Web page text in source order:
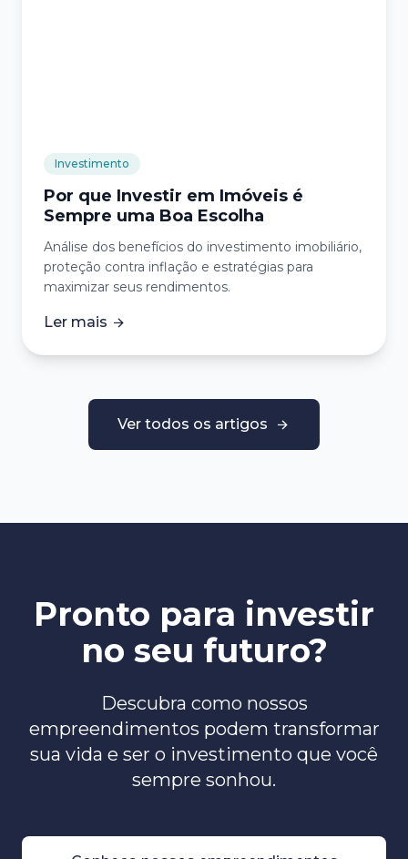
Investimento
Por que Investir em Imóveis é
Sempre uma Boa Escolha
Análise dos benefícios do investimento imobiliário,
proteção contra inflação e estratégias para
maximizar seus rendimentos.
Ler mais
Ver todos os artigos
Pronto para investir
no seu futuro?
Descubra como nossos
empreendimentos podem transformar
sua vida e ser o investimento que você
sempre sonhou.